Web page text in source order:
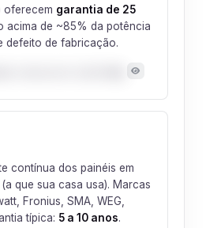
oferecem garantia de 25
acima de ~85% da potência
defeito de fabricação.
contínua dos painéis em
que sua casa usa). Marcas
Fronius, SMA, WEG,
típica: 5 a 10 anos.